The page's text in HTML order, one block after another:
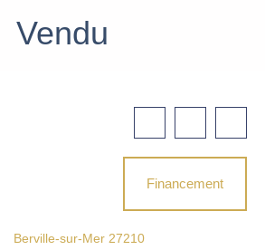
Vendu
Financement
Berville-sur-Mer 27210